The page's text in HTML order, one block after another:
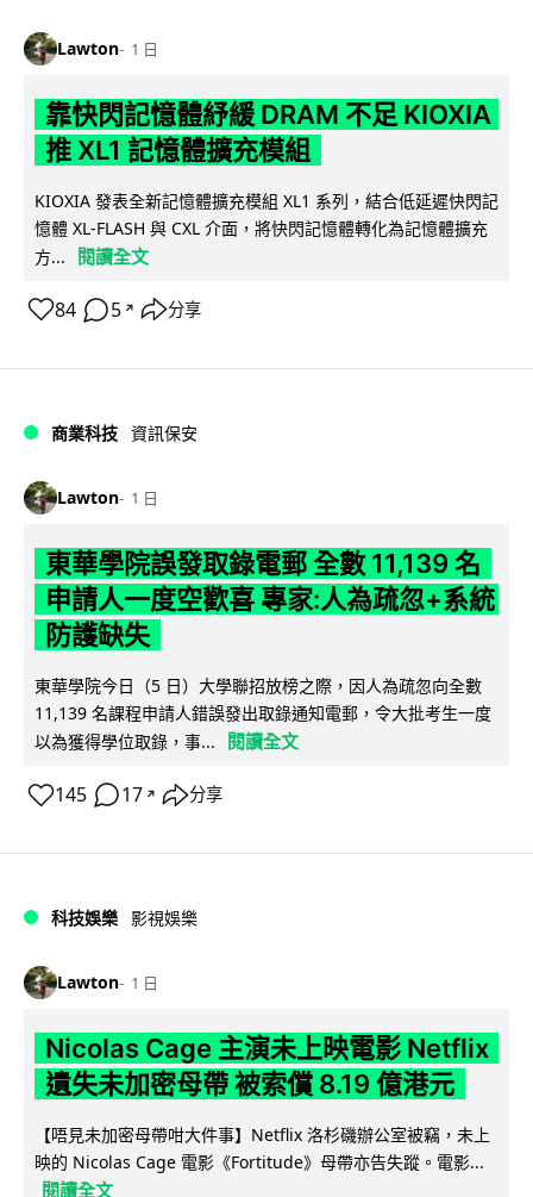
Lawton 1 日
靠快閃記憶體紓緩 DRAM 不足 KIOXIA
推 XL1 記憶體擴充模組
KIOXIA 發表全新記憶體擴充模組 XL1 系列，結合低延遲快閃記
憶體 XL-FLASH 與 CXL 介面，將快閃記憶體轉化為記憶體擴充
方...
閱讀全文
84 5 ↗ 分享
商業科技 資訊保安
Lawton 1 日
東華學院誤發取錄電郵 全數 11,139 名
申請人一度空歡喜 專家:人為疏忽+系統
防護缺失
東華學院今日（5 日）大學聯招放榜之際，因人為疏忽向全數
11,139 名課程申請人錯誤發出取錄通知電郵，令大批考生一度
以為獲得學位取錄，事...
閱讀全文
145 17 ↗ 分享
科技娛樂 影視娛樂
Lawton 1 日
Nicolas Cage 主演未上映電影 Netflix
遺失未加密母帶 被索償 8.19 億港元
【唔見未加密母帶咁大件事】Netflix 洛杉磯辦公室被竊，未上
映的 Nicolas Cage 電影《Fortitude》母帶亦告失蹤。電影...
閱讀全文